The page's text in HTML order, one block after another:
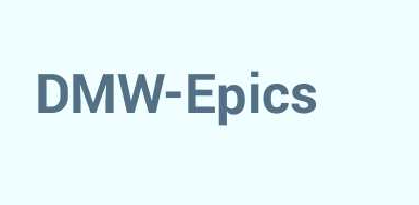
DMW-Epics